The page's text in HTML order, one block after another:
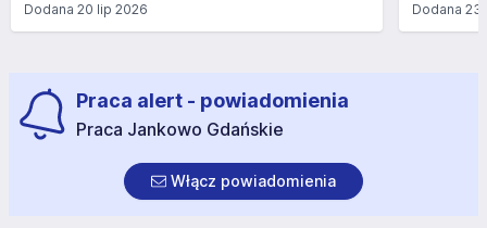
Dodana 20 lip 2026 Dodana23
Praca alert - powiadomienia
Praca Jankowo Gdańskie
Włącz powiadomienia